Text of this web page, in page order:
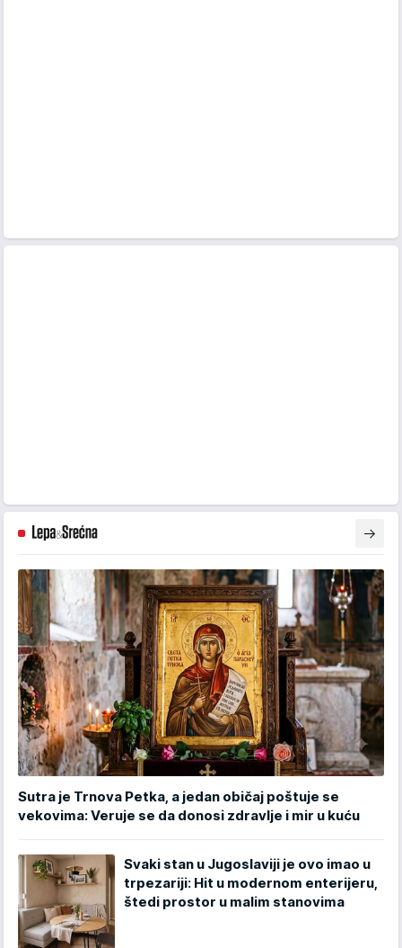
Sutra je Trnova Petka, a jedan običaj poštuje se
vekovima: Veruje se da donosi zdravlje i mir u kuću
Svaki stan u Jugoslaviji je ovo imao u
trpezariji: Hit u modernom enterijeru,
štedi prostor u malim stanovima